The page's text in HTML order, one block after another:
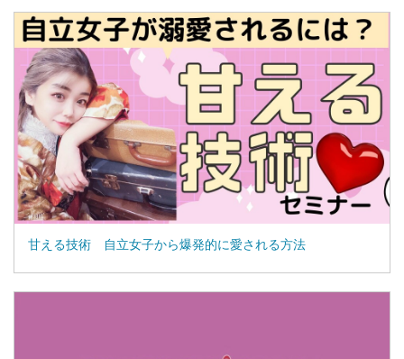
甘える技術 自立女子から爆発的に愛される方法